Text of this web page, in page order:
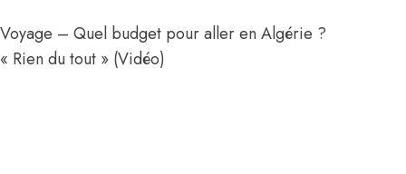
Voyage – Quel budget pour aller en Algérie ?
« Rien du tout » (Vidéo)